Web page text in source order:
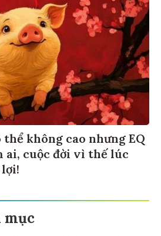
thể không cao nhưng EQ
ai, cuộc đời vì thế lúc
mục